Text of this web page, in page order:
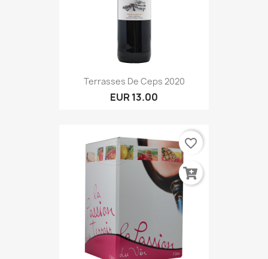
Terrasses De Ceps 2020
EUR 13.00
favorite_border